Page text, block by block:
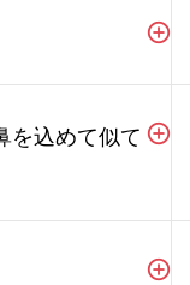
を込めて似て